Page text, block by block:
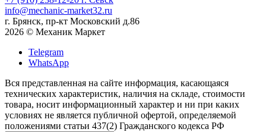
info@mechanic-market32.ru
г. Брянск, пр-кт Московский д.86
2026 © Механик Маркет
Telegram
WhatsApp
Вся представленная на сайте информация, касающаяся
технических характеристик, наличия на складе, стоимости
товара, носит информационный характер и ни при каких
условиях не является публичной офертой, определяемой
положениями статьи 437(2) Гражданского кодекса РФ